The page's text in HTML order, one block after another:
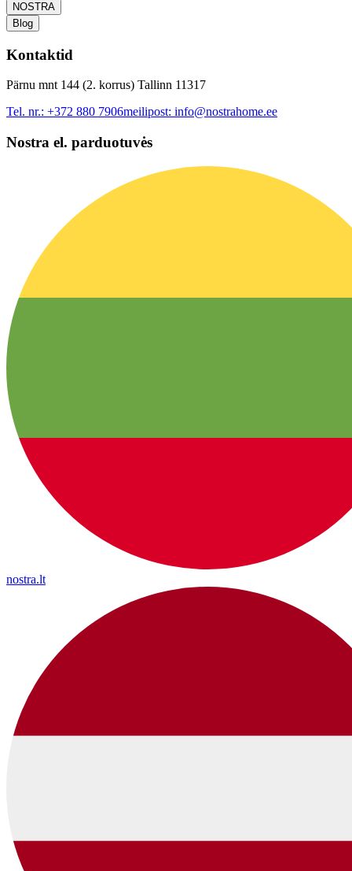
NOSTRA
Blog
Kontaktid
Pärnu mnt 144 (2. korrus) Tallinn 11317
Tel. nr.: +372 880 7906meilipost: info@nostrahome.ee
Nostra el. parduotuvės
nostra.lt